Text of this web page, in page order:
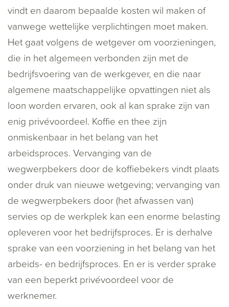
vindt en daarom bepaalde kosten wil maken of
vanwege wettelijke verplichtingen moet maken.
Het gaat volgens de wetgever om voorzieningen,
die in het algemeen verbonden zijn met de
bedrijfsvoering van de werkgever, en die naar
algemene maatschappelijke opvattingen niet als
loon worden ervaren, ook al kan sprake zijn van
enig privévoordeel. Koffie en thee zijn
onmiskenbaar in het belang van het
arbeidsproces. Vervanging van de
wegwerpbekers door de koffiebekers vindt plaats
onder druk van nieuwe wetgeving; vervanging van
de wegwerpbekers door (het afwassen van)
servies op de werkplek kan een enorme belasting
opleveren voor het bedrijfsproces. Er is derhalve
sprake van een voorziening in het belang van het
arbeids- en bedrijfsproces. En er is verder sprake
van een beperkt privévoordeel voor de
werknemer.